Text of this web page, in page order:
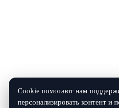
Cookie помогают нам
персонализировать контент и